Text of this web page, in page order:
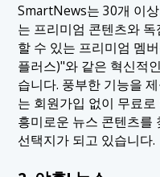
SmartNews는 30개 이
는 프리미엄 콘텐츠와
할 수 있는 프리미엄 멤
플러스)"와 같은 혁신적
습니다. 풍부한 기능을
는 회원가입 없이 무료
흥미로운 뉴스 콘텐츠를
선택지가 되고 있습니다.